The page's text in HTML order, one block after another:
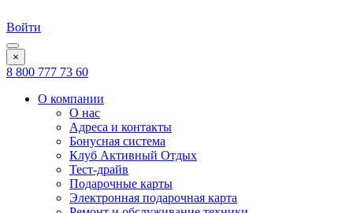
Войти
×
8 800 777 73 60
О компании
О нас
Адреса и контакты
Бонусная система
Клуб Активный Отдых
Тест-драйв
Подарочные карты
Электронная подарочная карта